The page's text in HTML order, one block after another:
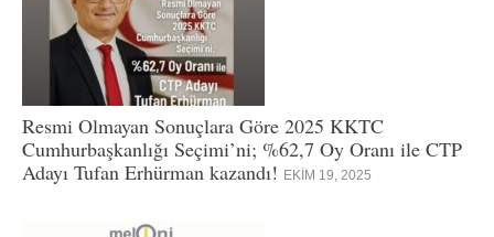
Resmi Olmayan Sonuçlara Göre 2025 KKTC
Cumhurbaşkanlığı Seçimi’ni; %62,7 Oy Oranı ile CTP
Adayı Tufan Erhürman kazandı! EKIM 19, 2025